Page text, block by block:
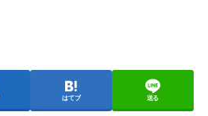
はてブ 送る